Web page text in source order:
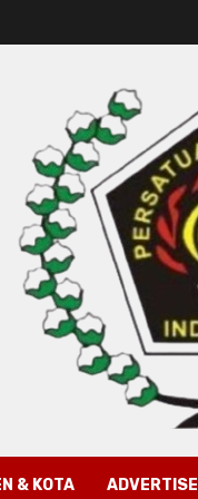
& KOTA ADVERTISE